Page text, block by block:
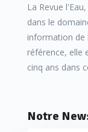
La Revue
dans le
information de
référence, elle
cinq ans dans
Notre